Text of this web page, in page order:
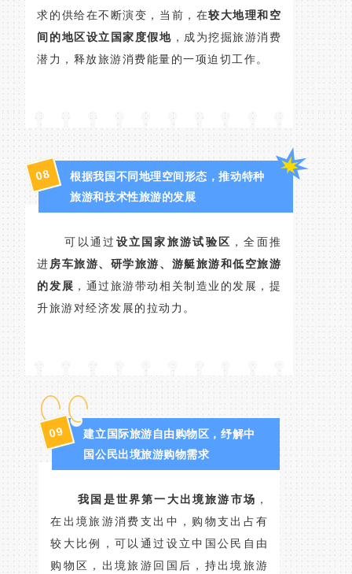
求的供给在不断演变，当前，在较大地理和空
间的地区设立国家度假地 ，成为挖掘旅游消费
潜力，释放旅游消费能量的一项迫切工作。
08
根据我国不同地理空间形态，推动特种
旅游和技术性旅游的发展
可以通过 设立国家旅游试验区 ，全面推
进 房车旅游、研学旅游、游艇旅游和低空旅游
的发展 ，通过旅游带动相关制造业的发展，提
升旅游对经济发展的拉动力。
09
建立国际旅游自由购物区，纾解中
国公民出境旅游购物需求
我国是世界第一大出境旅游市场 ，
在出境旅游消费支出中，购物支出占有
较大比例，可以通过设立中国公民自由
购物区，出境旅游回国后，持出境旅游